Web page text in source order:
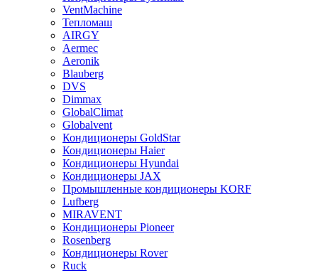
VentMachine
Тепломаш
AIRGY
Aermec
Aeronik
Blauberg
DVS
Dimmax
GlobalClimat
Globalvent
Кондиционеры GoldStar
Кондиционеры Haier
Кондиционеры Hyundai
Кондиционеры JAX
Промышленные кондиционеры KORF
Lufberg
MIRAVENT
Кондиционеры Pioneer
Rosenberg
Кондиционеры Rover
Ruck